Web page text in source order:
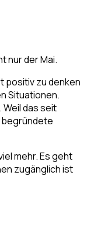
nur der Mai.
positiv zu denken
Situationen.
Weil das seit
begründete
mehr. Es geht
zugänglich ist